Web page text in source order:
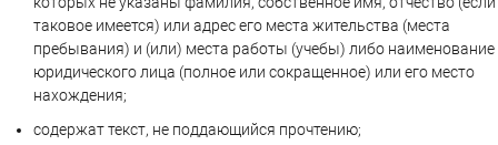
таковое имеется) или адрес его места жительства (места
пребывания) и (или) места работы (учебы) либо наименование
юридического лица (полное или сокращенное) или его место
нахождения;
содержат текст, не поддающийся прочтению;